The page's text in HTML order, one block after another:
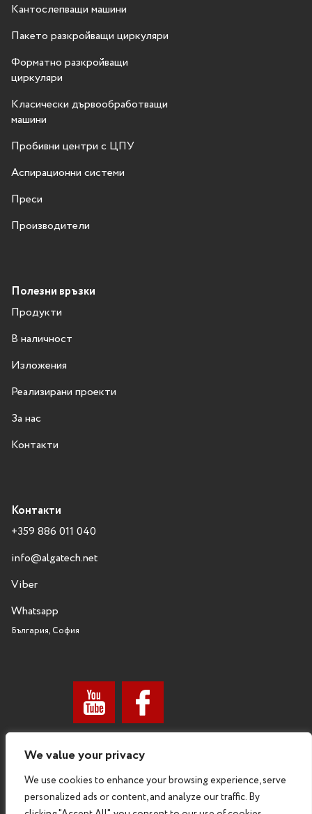
We value your privacy
We use cookies to enhance your browsing experience, serve
personalized ads or content, and analyze our traffic. By
Кантослепващи машини
Пакето разкройващи циркуляри
Форматно разкройващи
циркуляри
Класически дървообработващи
машини
Пробивни центри с ЦПУ
Аспирационни системи
Преси
Производители
Полезни връзки
Продукти
В наличност
Изложения
Реализирани проекти
За нас
Контакти
Контакти
+359 886 011 040
info@algatech.net
Viber
Whatsapp
България, София